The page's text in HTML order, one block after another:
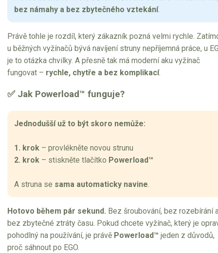
bez námahy a bez zbytečného vztekání.
Právě tohle je rozdíl, který zákazník pozná velmi rychle.
u běžných vyžínačů bývá navíjení struny nepříjemná práce, u
je to otázka chvilky. A přesně tak má moderní aku vyžínač
fungovat – rychle, chytře a bez komplikací.
✅ Jak Powerload™ funguje?
Jednodušší už to být skoro nemůže:
1. krok – provlékněte novou strunu
2. krok – stiskněte tlačítko Powerload™
A struna se sama automaticky navine.
Hotovo během pár sekund. Bez šroubování, bez rozebírání
bez zbytečné ztráty času. Pokud chcete vyžínač, který je
pohodlný na používání, je právě Powerload™ jeden z důvodů,
proč sáhnout po EGO.